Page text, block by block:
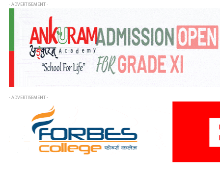
- ADVERTISEMENT -
- ADVERTISEMENT -